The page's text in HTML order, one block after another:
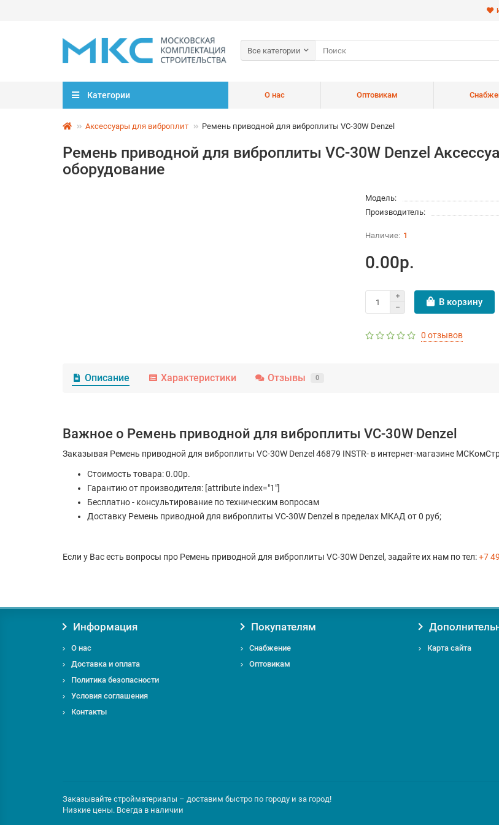
Все категории
Категории О нас Оптовикам
Аксессуары для виброплит Ремень приводной для виброплиты VC-30W Denzel
Ремень приводной для виброплиты VC-30W Denzel
оборудование
Модель:
Производитель:
1
0.00р.
В корзину
0 отзывов
Описание Характеристики Отзывы 0
Важное о Ремень приводной для виброплиты VC-30W Denzel
Заказывая Ремень приводной для виброплиты VC-30W Denzel 46879 INSTR- в интернет-магазине
Стоимость товара: 0.00р.
Гарантию от производителя: [attribute index="1"]
Бесплатно - консультирование по техническим вопросам
Доставку Ремень приводной для виброплиты VC-30W Denzel в пределах МКАД от 0 руб;
Если у Вас есть вопросы про Ремень приводной для виброплиты VC-30W Denzel, задайте их нам по тел:+7
Информация
О нас
Доставка и оплата
Политика безопасности
Условия соглашения
Контакты
Покупателям
Снабжение
Оптовикам
Карта сайта
Заказывайте стройматериалы – доставим быстро по городу и за город!
Низкие цены. Всегда в наличии